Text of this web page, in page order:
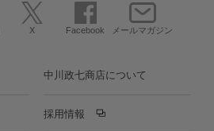
X Facebook メールマガジン
中川政七商店について
採用情報